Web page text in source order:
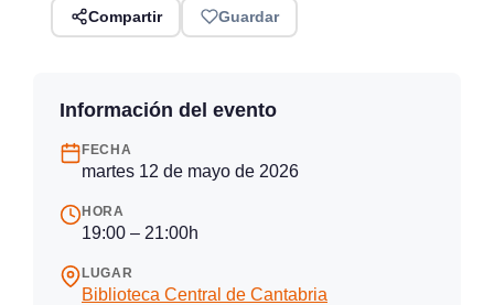
Compartir Guardar
Información del evento
FECHA
martes 12 de mayo de 2026
HORA
19:00 – 21:00h
LUGAR
Biblioteca Central de Cantabria